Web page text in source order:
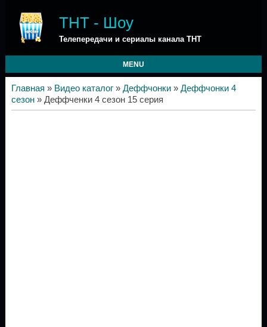
ТНТ - Шоу
Телепередачи и сериалы канала ТНТ
MENU
Главная » Видео каталог» Деффчонки» Деффчонки 4
сезон» Деффченки 4 сезон 15 серия